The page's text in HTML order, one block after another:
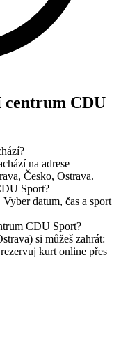
CDU
na adrese
Česko, Ostrava.
Sport?
datum, čas a sport
CDU Sport?
si můžeš zahrát:
kurt online přes